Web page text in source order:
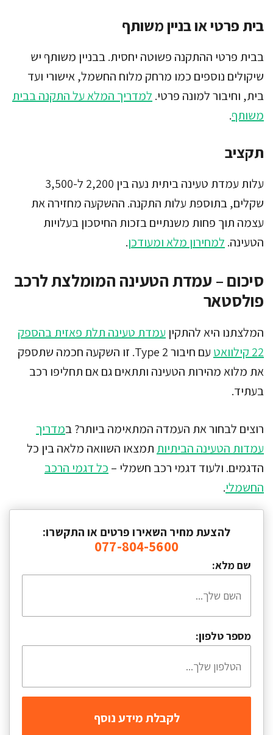
בית פרטי או בניין משותף
בבית פרטי ההתקנה פשוטה יחסית. בבניין משותף יש
שיקולים נוספים כמו מרחק מלוח החשמל, אישורי ועד
בית, וחיבור למונה פרטי. למדריך המלא על התקנה בבית
משותף.
תקציב
עלות עמדת טעינה ביתית נעה בין 2,200 ל-3,500
שקלים, בתוספת עלות התקנה. ההשקעה מחזירה את
עצמה תוך פחות משנתיים בזכות החיסכון בעלויות
הטעינה. למחירון מלא ומעודכן.
סיכום – עמדת הטעינה המומלצת לרכב
פולסטאר
המלצתנו היא להתקין עמדת טעינה תלת פאזית בהספק
22 קילוואט
עם חיבור Type 2. זו השקעה חכמה שתספק
את מלוא מהירות הטעינה ותתאים גם אם תחליפו רכב
בעתיד.
רוצים לבחור את העמדה המתאימה ביותר? במדריך
עמדות הטעינה הביתיות תמצאו השוואה מלאה בין כל
הדגמים. ולעוד דגמי רכב חשמלי – כל דגמי הרכב
החשמלי.
להצעת מחיר השאירו פרטים או התקשרו:
077-804-5600
שם מלא:
מספר טלפון: